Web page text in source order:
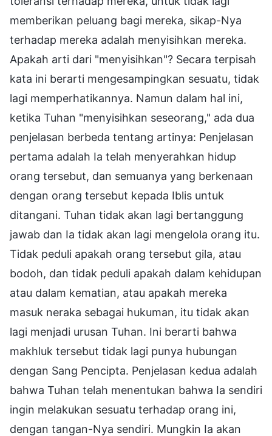
memberikan peluang bagi mereka, sikap-Nya
terhadap mereka adalah menyisihkan mereka.
Apakah arti dari "menyisihkan"? Secara terpisah
kata ini berarti mengesampingkan sesuatu, tidak
lagi memperhatikannya. Namun dalam hal ini,
ketika Tuhan "menyisihkan seseorang," ada dua
penjelasan berbeda tentang artinya: Penjelasan
pertama adalah Ia telah menyerahkan hidup
orang tersebut, dan semuanya yang berkenaan
dengan orang tersebut kepada Iblis untuk
ditangani. Tuhan tidak akan lagi bertanggung
jawab dan Ia tidak akan lagi mengelola orang itu.
Tidak peduli apakah orang tersebut gila, atau
bodoh, dan tidak peduli apakah dalam kehidupan
atau dalam kematian, atau apakah mereka
masuk neraka sebagai hukuman, itu tidak akan
lagi menjadi urusan Tuhan. Ini berarti bahwa
makhluk tersebut tidak lagi punya hubungan
dengan Sang Pencipta. Penjelasan kedua adalah
bahwa Tuhan telah menentukan bahwa Ia sendiri
ingin melakukan sesuatu terhadap orang ini,
dengan tangan-Nya sendiri. Mungkin Ia akan